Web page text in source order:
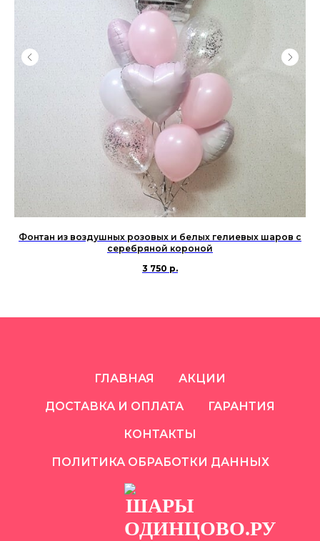
Фонтан из воздушных розовых и белых гелиевых шаров с
серебряной короной
3 750 р.
ГЛАВНАЯ АКЦИИ
ДОСТАВКА И ОПЛАТА ГАРАНТИЯ
КОНТАКТЫ
ПОЛИТИКА ОБРАБОТКИ ДАННЫХ